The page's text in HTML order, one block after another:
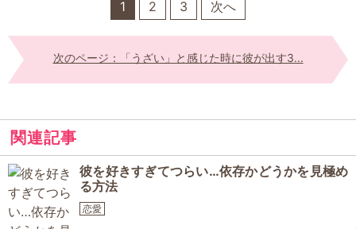
1 2 3 次へ
次のページ：「うざい」と感じた時に彼が出す3...
関連記事
彼を好きすぎてつらい…依存かどうかを見極め
る方法
恋愛